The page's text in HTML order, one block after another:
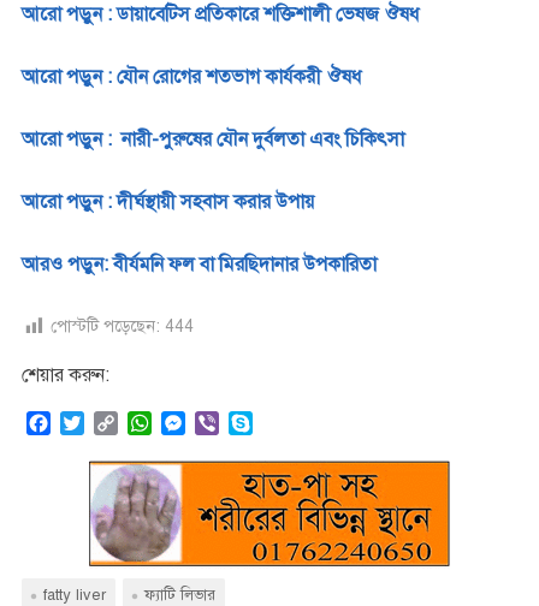
আরো পড়ুন : ডায়াবেটিস প্রতিকারে শক্তিশালী ভেষজ ঔষধ
আরো পড়ুন : যৌন রোগের শতভাগ কার্যকরী ঔষধ
আরো পড়ুন : নারী-পুরুষের যৌন দুর্বলতা এবং চিকিৎসা
আরো পড়ুন : দীর্ঘস্থায়ী সহবাস করার উপায়
আরও পড়ুন: বীর্যমনি ফল বা মিরছিদানার উপকারিতা
পোস্টটি পড়েছেন: 444
শেয়ার করুন:
k
t
e
r
p
y
L
i
n
W
a
t
s
A
p
p
M
s
g
e
V
b
e
r
y
p
e
fatty liver ফ্যাটি লিভার